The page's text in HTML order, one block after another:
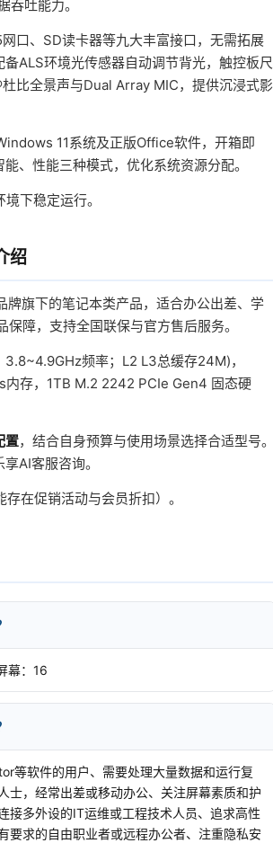
吐能力。
口、SD读卡器等九大丰富接口，无需拓展
ALS环境光传感器自动调节背光，触控板尺
比全景声与Dual Array MIC，提供沉浸式影
11系统及正版Office软件，开箱即
、性能三种模式，优化系统资源分配。
下稳定运行。
绍
旗下的笔记本类产品，适合办公出差、学
障，支持全国联保与官方售后服务。
频率；L2 L3总缓存24M)，
存，1TB M.2 2242 PCIe Gen4 固态硬
置，结合自身预算与使用场景选择合适型号。
AI客服咨询。
在促销活动与会员折扣）。
幕：16
等软件的用户、需要处理大量数据和运行复
士，经常出差或移动办公、关注屏幕素质和护
接多外设的IT运维或工程技术人员、追求高性
要求的自由职业者或远程办公者、注重隐私安